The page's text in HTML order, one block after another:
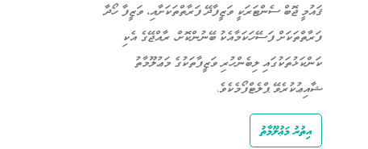
ޤައުމީ ޖޮބް ސެންޓަރަކީ ވަޒީފާދޭ ފަރާތްތަކަށާއި، ވަޒީފާ ހޯދާ
ފަރާތްތަކަށް ފަސޭހަކަމާއެކު ބޭނުންކޮށް، ރާއްޖޭގެ އެކި
ކަންކަޅުތަކުގައި ލިބެންހުރި ވަޒީފާތަކުގެ މަޢުލޫމާތު
ޝާއިޢުކުރެވޭ ޕްލެޓްފޯމެކެވެ.
އިތުރު މަޢުލޫމާތު